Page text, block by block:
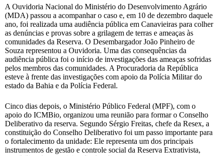
A Ouvidoria Nacional do Ministério do Desenvolvimento Agrário
(MDA) passou a acompanhar o caso e, em 10 de dezembro daquele
ano, foi realizada uma audiência pública em Canavieiras para colher
as denúncias e provas sobre a grilagem de terras e ameaças às
comunidades da Reserva. O Desembargador João Pinheiro de
Souza representou a Ouvidoria. Uma das consequências da
audiência pública foi o início de investigações das ameaças sofridas
pelos membros das comunidades. A Procuradoria da República
esteve à frente das investigações com apoio da Polícia Militar do
estado da Bahia e da Polícia Federal.
Cinco dias depois, o Ministério Público Federal (MPF), com o
apoio do ICMBio, organizou uma reunião para formar o Conselho
Deliberativo da reserva. Segundo Sérgio Freitas, chefe da Resex, a
constituição do Conselho Deliberativo foi um passo importante para
o fortalecimento da unidade: Ele representa um dos principais
instrumentos de gestão e controle social da Reserva Extrativista,